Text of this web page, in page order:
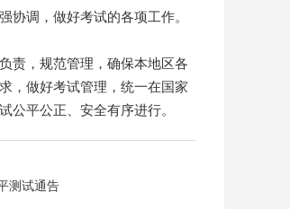
调，做好考试的各项工作。
责，规范管理，确保本地区各
，做好考试管理，统一在国家
公平公正、安全有序进行。
测试通告